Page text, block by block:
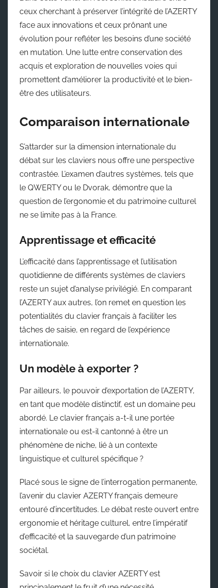
ceux cherchant à préserver l’intégrité de l’AZERTY
face aux innovations et ceux prônant une
évolution pour refléter les besoins d’une société
en mutation. Une lutte entre conservation des
acquis et exploration de nouvelles voies qui
promettent d’améliorer la productivité et le bien-
être des utilisateurs.
Comparaison internationale
S’attarder sur la dimension internationale du
débat sur les claviers nous offre une perspective
contrastée. L’examen d’autres systèmes, tels que
le QWERTY ou le Dvorak, démontre que la
question de l’ergonomie et du patrimoine culturel
ne se limite pas à la France.
Apprentissage et efficacité
L’efficacité dans l’apprentissage et l’utilisation
quotidienne de différents systèmes de claviers
reste un sujet d’analyse privilégié. En comparant
l’AZERTY aux autres, l’on remet en question les
potentialités du clavier français à faciliter les
tâches de saisie, en regard de l’expérience
internationale.
Un modèle à exporter ?
Par ailleurs, le pouvoir d’exportation de l’AZERTY,
en tant que modèle distinctif, est un domaine peu
abordé. Le clavier français a-t-il une portée
internationale ou est-il cantonné à être un
phénomène de niche, lié à un contexte
linguistique et culturel spécifique ?
Placé sous le signe de l’interrogation permanente,
l’avenir du clavier AZERTY français demeure
entouré d’incertitudes. Le débat reste ouvert entre
ergonomie et héritage culturel, entre l’impératif
d’efficacité et la sauvegarde d’un patrimoine
sociétal.
Savoir si le choix du clavier AZERTY est